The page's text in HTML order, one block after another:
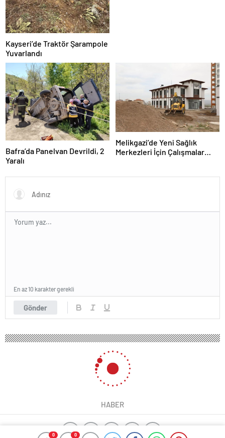
0 0
Kayseri’de Traktör Şarampole
Yuvarlandı
Bafra’da Panelvan Devrildi, 2
Yaralı
Melikgazi’de Yeni Sağlık
Merkezleri İçin Çalışmalar
Gönder
En az 10 karakter gerekli
HABER